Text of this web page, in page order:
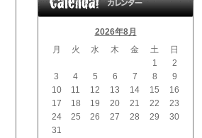
2026年8月
月
火 水 木 金 土 日
1
2
3
4 5 6 7 8
9
10
11 12 13 14 15
16
17
18 19 20 21 22
23
24
25 26 27 28 29
30
31